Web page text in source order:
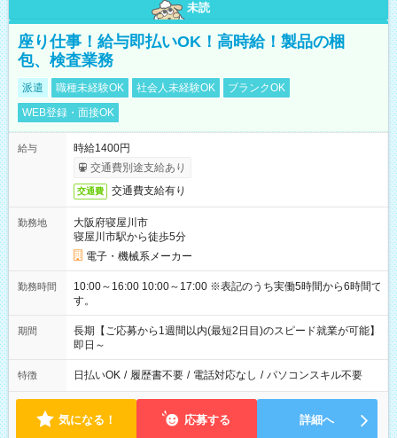
未読
座り仕事！給与即払いOK！高時給！製品の梱
包、検査業務
派遣 職種未経験OK 社会人未経験OK
ブランクOK
WEB登録・面接OK
給与
時給1400円
交通費別途支給あり
交通費 交通費支給有り
勤務地
大阪府寝屋川市
寝屋川市駅から徒歩5分
電子・機械系メーカー
勤務時間
10:00～16:00 10:00～17:00 ※表記のうち実働5時間から6時間で
す。
期間
長期【ご応募から1週間以内(最短2日目)のスピード就業が可能】
即日～
特徴 日払いOK / 履歴書不要 / 電話対応なし / パソコンスキル不要
気になる！ 応募する 詳細へ